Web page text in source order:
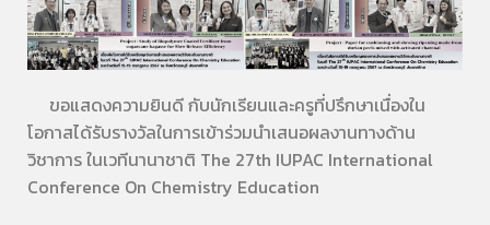
ขอแสดงความยินดี กับนักเรียนและครูที่ปรึกษาเนื่องใน
โอกาสได้รับรางวัลในการเข้าร่วมนำเสนอผลงานทางด้าน
วิชาการ ในเวทีนานาชาติ The 27th IUPAC International
Conference On Chemistry Education